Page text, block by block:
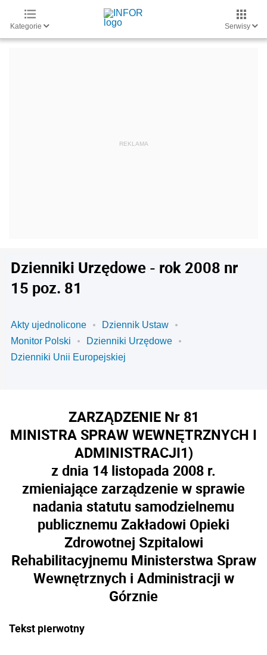
Kategorie Serwisy
Dzienniki Urzędowe - rok 2008 nr
15 poz. 81
Akty ujednolicone
Dziennik Ustaw
Monitor Polski
Dzienniki Urzędowe
Dzienniki Unii Europejskiej
ZARZĄDZENIE Nr 81
MINISTRA SPRAW WEWNĘTRZNYCH I
ADMINISTRACJI1)
z dnia 14 listopada 2008 r.
zmieniające zarządzenie w sprawie
nadania statutu samodzielnemu
publicznemu Zakładowi Opieki
Zdrowotnej Szpitalowi
Rehabilitacyjnemu Ministerstwa Spraw
Wewnętrznych i Administracji w
Górznie
Tekst pierwotny